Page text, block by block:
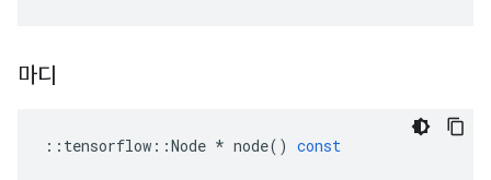
마디
:: tensorflow ::Node * node() const